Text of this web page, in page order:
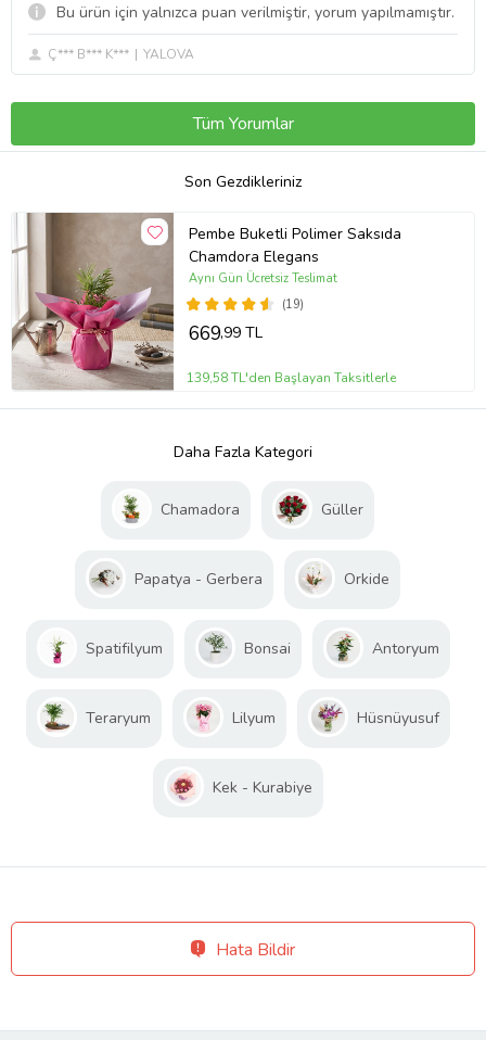
Bu ürün için yalnızca puan verilmiştir, yorum yapılmamıştır.
Ç*** B*** K*** YALOVA
Tüm Yorumlar
Son Gezdikleriniz
Pembe Buketli Polimer Saksıda
Chamdora Elegans
(19)
Aynı Gün Ücretsiz Teslimat
669,99 TL
139,58 TL'den Başlayan Taksitlerle
Daha Fazla Kategori
Chamadora Güller
Papatya - Gerbera Orkide
Spatifilyum Bonsai Antoryum
Teraryum Lilyum Hüsnüyusuf
Kek - Kurabiye
Hata Bildir